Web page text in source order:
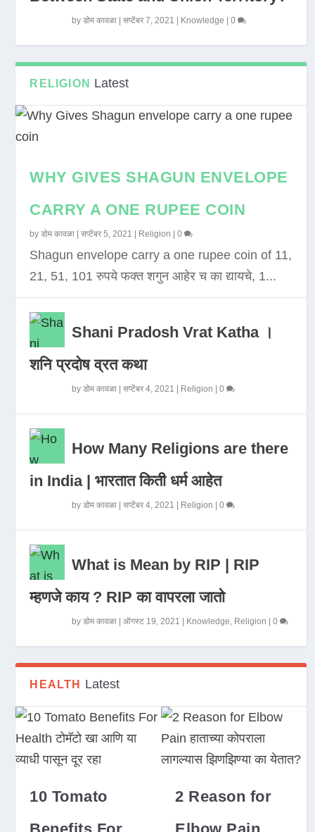
byडोम कावळा |सप्टेंबर 7, 2021 Knowledge |0
RELIGION Latest
WHY GIVES SHAGUN ENVELOPE
CARRY A ONE RUPEE COIN
byडोम कावळा |सप्टेंबर 5, 2021 Religion |0
Shagun envelope carry a one rupee coin of 11,
21, 51, 101 रुपये फक्त शगुन आहेर च का द्यायचे, 1...
Shani Pradosh Vrat Katha ।
शनि प्रदोष व्रत कथा
byडोम कावळा |सप्टेंबर 4, 2021 Religion |0
How Many Religions are there
in India | भारतात किती धर्म आहेत
byडोम कावळा |सप्टेंबर 4, 2021 Religion |0
What is Mean by RIP | RIP
म्हणजे काय ? RIP का वापरला जातो
byडोम कावळा |ऑगस्ट 19, 2021 Knowledge, Religion |0
HEALTH Latest
10 Tomato
2 Reason for